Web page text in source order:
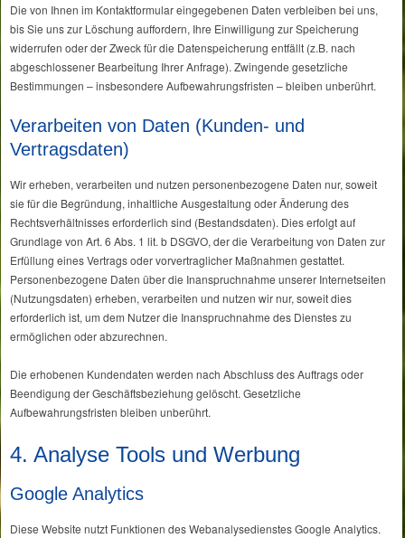
Die von Ihnen im Kontaktformular eingegebenen Daten verbleiben bei uns,
bis Sie uns zur Löschung auffordern, Ihre Einwilligung zur Speicherung
widerrufen oder der Zweck für die Datenspeicherung entfällt (z.B. nach
abgeschlossener Bearbeitung Ihrer Anfrage). Zwingende gesetzliche
Bestimmungen – insbesondere Aufbewahrungsfristen – bleiben unberührt.
Verarbeiten von Daten (Kunden- und
Vertragsdaten)
Wir erheben, verarbeiten und nutzen personenbezogene Daten nur, soweit
sie für die Begründung, inhaltliche Ausgestaltung oder Änderung des
Rechtsverhältnisses erforderlich sind (Bestandsdaten). Dies erfolgt auf
Grundlage von Art. 6 Abs. 1 lit. b DSGVO, der die Verarbeitung von Daten zur
Erfüllung eines Vertrags oder vorvertraglicher Maßnahmen gestattet.
Personenbezogene Daten über die Inanspruchnahme unserer Internetseiten
(Nutzungsdaten) erheben, verarbeiten und nutzen wir nur, soweit dies
erforderlich ist, um dem Nutzer die Inanspruchnahme des Dienstes zu
ermöglichen oder abzurechnen.
Die erhobenen Kundendaten werden nach Abschluss des Auftrags oder
Beendigung der Geschäftsbeziehung gelöscht. Gesetzliche
Aufbewahrungsfristen bleiben unberührt.
4. Analyse Tools und Werbung
Google Analytics
Diese Website nutzt Funktionen des Webanalysedienstes Google Analytics.